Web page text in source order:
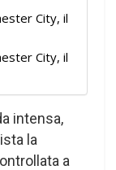
City, il
City, il
intensa,
la
a